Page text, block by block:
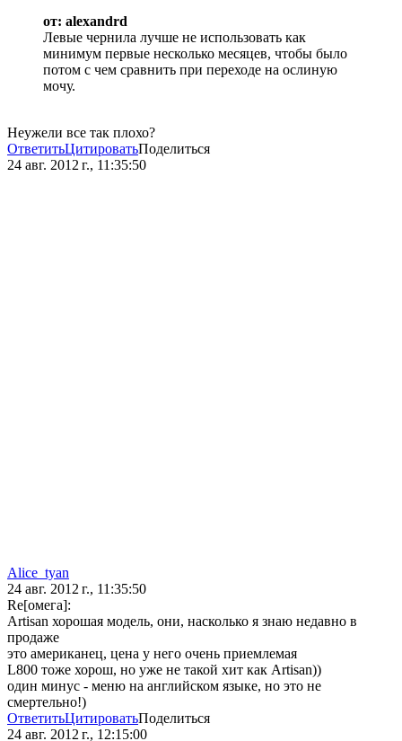
от: alexandrd
Левые чернила лучше не использовать как
минимум первые несколько месяцев, чтобы было
потом с чем сравнить при переходе на ослиную
мочу.
Неужели все так плохо?
ОтветитьЦитироватьПоделиться
24 авг. 2012 г., 11:35:50
Alice_tyan
24 авг. 2012 г., 11:35:50
Re[омега]:
Artisan хорошая модель, они, насколько я знаю недавно в
продаже
это американец, цена у него очень приемлемая
L800 тоже хорош, но уже не такой хит как Artisan))
один минус - меню на английском языке, но это не
смертельно!)
ОтветитьЦитироватьПоделиться
24 авг. 2012 г., 12:15:00